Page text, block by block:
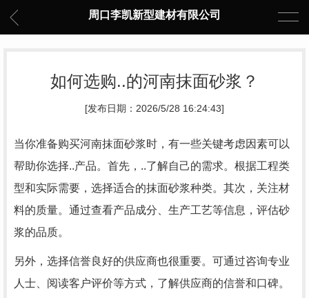
周口李凯新型建材有限公司
如何选购..的河南抹面砂浆？
[发布日期：2026/5/28 16:24:43]
当你准备购买河南抹面砂浆时，有一些关键考虑因素可以
帮助你选择..产品。首先，..了解自己的需求。根据工程类
型和实际需要，选择适合的抹面砂浆种类。其次，关注材
料的质量。通过查看产品成分、生产工艺等信息，评估砂
浆的品质。
另外，选择信誉良好的供应商也很重要。可通过咨询专业
人士、阅读客户评价等方式，了解供应商的信誉和口碑。